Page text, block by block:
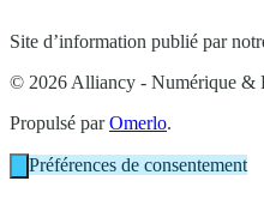
Site d’information publié par
© 2026 Alliancy - Numérique &
Propulsé parOmerlo.
Préférences de consentement